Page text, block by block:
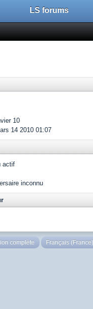
LS forums
10
14 2010 01:07
actif
inconnu
complète Français